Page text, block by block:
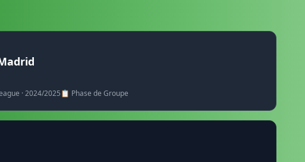
· 2024/2025📋 Phase de Groupe